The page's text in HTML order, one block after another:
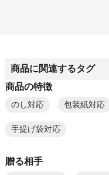
商品に関連するタグ
商品の特徴
のし対応 包装紙対応
手提げ袋対応
贈る相手